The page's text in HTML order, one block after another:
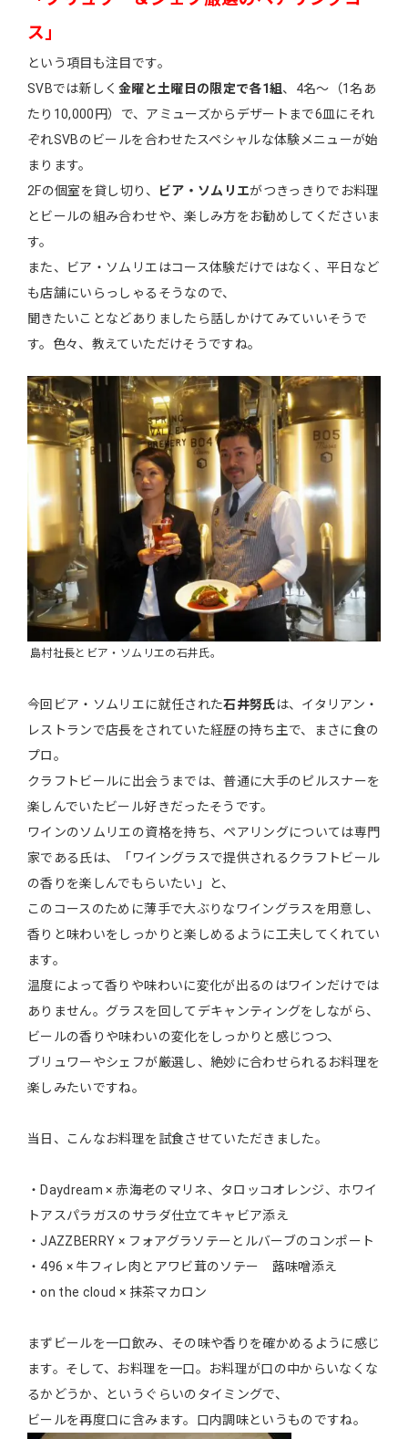
ス」
という項目も注目です。
SVBでは新しく 金曜と土曜日の限定で各1組 、4名～（1名あ
たり10,000円）で、アミューズからデザートまで6皿にそれ
ぞれSVBのビールを合わせたスペシャルな体験メニューが始
まります。
2Fの個室を貸し切り、
ビア・ソムリエがつきっきりでお料理
とビールの組み合わせや、楽しみ方をお勧めしてくださいま
す。
また、ビア・ソムリエはコース体験だけではなく、平日など
も店舗にいらっしゃるそうなので、
聞きたいことなどありましたら話しかけてみていいそうで
す。色々、教えていただけそうですね。
島村社長とビア・ソムリエの石井氏。
今回ビア・ソムリエに就任された石井努氏は、イタリアン・
レストランで店長をされていた経歴の持ち主で、まさに食の
プロ。
クラフトビールに出会うまでは、普通に大手のピルスナーを
楽しんでいたビール好きだったそうです。
ワインのソムリエの資格を持ち、ペアリングについては専門
家である氏は、「ワイングラスで提供されるクラフトビール
の香りを楽しんでもらいたい」と、
このコースのために薄手で大ぶりなワイングラスを用意し、
香りと味わいをしっかりと楽しめるように工夫してくれてい
ます。
温度によって香りや味わいに変化が出るのはワインだけでは
ありません。グラスを回してデキャンティングをしながら、
ビールの香りや味わいの変化をしっかりと感じつつ、
ブリュワーやシェフが厳選し、絶妙に合わせられるお料理を
楽しみたいですね。
当日、こんなお料理を試食させていただきました。
・Daydream × 赤海老のマリネ、タロッコオレンジ、ホワイ
トアスパラガスのサラダ仕立てキャビア添え
・JAZZBERRY × フォアグラソテーとルバーブのコンポート
・496 × 牛フィレ肉とアワビ茸のソテー 蕗味噌添え
・on the cloud × 抹茶マカロン
まずビールを一口飲み、その味や香りを確かめるように感じ
ます。そして、お料理を一口。お料理が口の中からいなくな
るかどうか、というぐらいのタイミングで、
ビールを再度口に含みます。口内調味というものですね。